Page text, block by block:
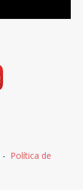
- Política de